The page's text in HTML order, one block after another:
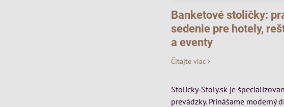
Banketové stoličky:
sedenie pre hotely,
a eventy
Čítajte viac
Stolicky‑Stoly.sk je
prevádzky. Prinášame